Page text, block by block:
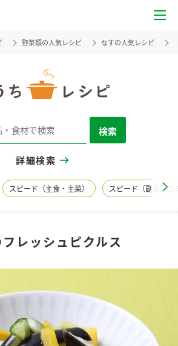
野菜類の人気レシピ なすの人気レシピ
検索
詳細検索
スピード（主食・主菜） スピード（副菜・つ
レッシュピクルス